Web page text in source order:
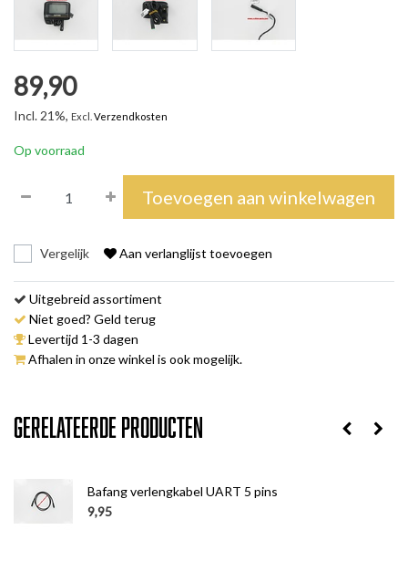
89,90
Incl. 21%, Excl. Verzendkosten
Op voorraad
Toevoegen aan winkelwagen
Vergelijk Aan verlanglijst toevoegen
Uitgebreid assortiment
Niet goed? Geld terug
Levertijd 1-3 dagen
Afhalen in onze winkel is ook mogelijk.
Gerelateerde producten
Bafang verlengkabel UART 5 pins
9,95